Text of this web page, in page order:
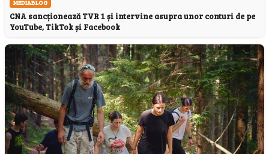
MEDIABLOG
CNA sancționează TVR 1 și intervine asupra unor conturi de pe
YouTube, TikTok și Facebook